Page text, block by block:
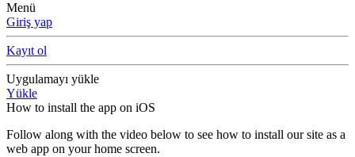
Menü
Giriş yap
Kayıt ol
Uygulamayı yükle
Yükle
How to install the app on iOS
Follow along with the video below to see how to install our site as a
web app on your home screen.